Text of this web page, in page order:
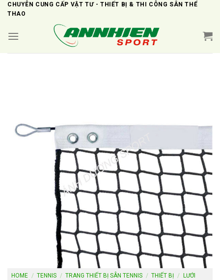
SkipCHUYÊN CUNG CẤP VẬT TƯ - THIẾT BỊ & THI CÔNG SÂN THỂ
THAO
HOME / TENNIS / TRANG THIẾT BỊ SÂN TENNIS / THIẾT BỊ /
LƯỚI